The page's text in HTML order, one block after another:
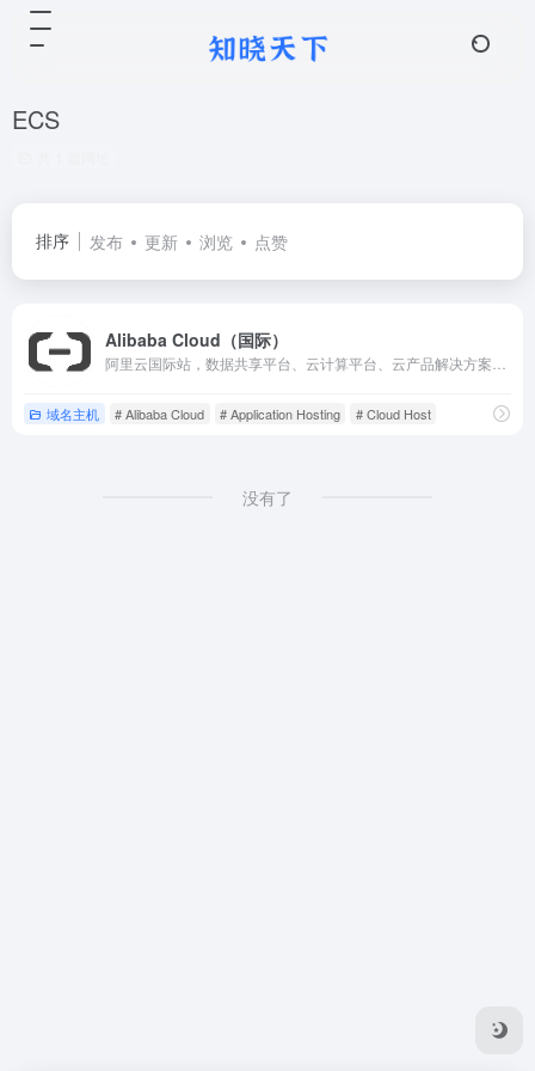
ECS
排序 发布 更新 浏览 点赞
Alibaba Cloud（国际）
域名主机 # Alibaba Cloud # Application Hosting # Cloud Host
没有了